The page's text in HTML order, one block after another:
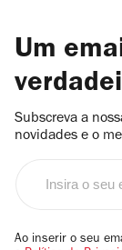
Um
Subscreva a
novidades e o
email
Ao inserir o seu